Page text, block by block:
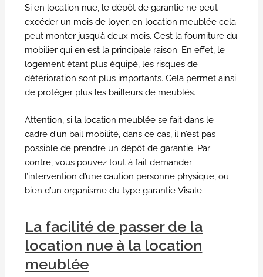
Si en location nue, le dépôt de garantie ne peut
excéder un mois de loyer, en location meublée cela
peut monter jusqu’à deux mois. C’est la fourniture du
mobilier qui en est la principale raison. En effet, le
logement étant plus équipé, les risques de
détérioration sont plus importants. Cela permet ainsi
de protéger plus les bailleurs de meublés.
Attention, si la location meublée se fait dans le
cadre d’un bail mobilité, dans ce cas, il n’est pas
possible de prendre un dépôt de garantie. Par
contre, vous pouvez tout à fait demander
l’intervention d’une caution personne physique, ou
bien d’un organisme du type garantie Visale.
La facilité de passer de la
location nue à la location
meublée